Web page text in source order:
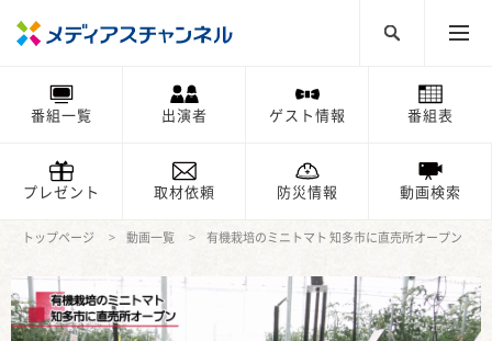
番組一覧 出演者 ゲスト情報 番組表
プレゼント 取材依頼 防災情報 動画検索
トップページ 動画一覧 有機栽培のミニトマト 知多市に直売所オープン